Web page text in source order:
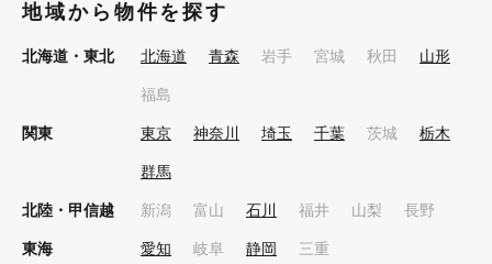
地域から物件を探す
北海道・東北 北海道 青森 岩手 宮城 秋田 山形
福島
関東 東京 神奈川 埼玉 千葉 茨城 栃木
群馬
北陸・甲信越 新潟 富山 石川 福井 山梨 長野
東海 愛知 岐阜 静岡 三重